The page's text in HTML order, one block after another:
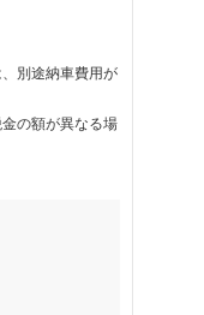
別途納車費用が
の額が異なる場